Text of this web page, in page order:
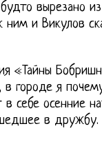
вырезано
и Викулов
«Тайны
городе я
себе осенние
в дружбу.